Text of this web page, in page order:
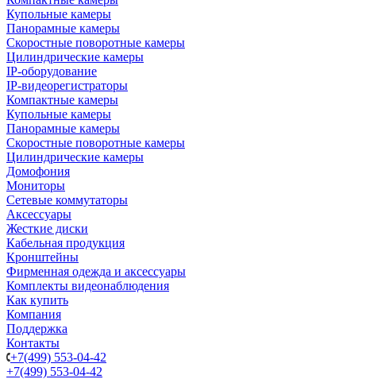
Купольные камеры
Панорамные камеры
Скоростные поворотные камеры
Цилиндрические камеры
IP-оборудование
IP-видеорегистраторы
Компактные камеры
Купольные камеры
Панорамные камеры
Скоростные поворотные камеры
Цилиндрические камеры
Домофония
Мониторы
Сетевые коммутаторы
Аксессуары
Жесткие диски
Кабельная продукция
Кронштейны
Фирменная одежда и аксессуары
Комплекты видеонаблюдения
Как купить
Компания
Поддержка
Контакты
+7(499) 553-04-42
+7(499) 553-04-42